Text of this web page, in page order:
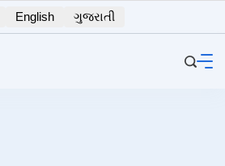
English ગુજરાતી